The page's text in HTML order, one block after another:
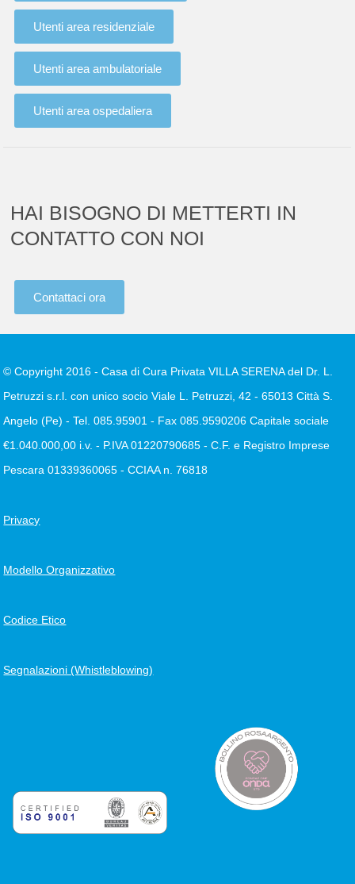
Utenti area residenziale
Utenti area ambulatoriale
Utenti area ospedaliera
HAI BISOGNO DI METTERTI IN
CONTATTO CON NOI
Contattaci ora
© Copyright 2016 - Casa di Cura Privata VILLA SERENA del Dr. L.
Petruzzi s.r.l. con unico socio Viale L. Petruzzi, 42 - 65013 Città S.
Angelo (Pe) - Tel. 085.95901 - Fax 085.9590206 Capitale sociale
€1.040.000,00 i.v. - P.IVA 01220790685 - C.F. e Registro Imprese
Pescara 01339360065 - CCIAA n. 76818
Privacy
Modello Organizzativo
Codice Etico
Segnalazioni (Whistleblowing)